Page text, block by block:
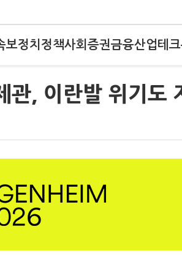
보정치 정책사회 증권금융산업테크
관, 이란발 위기도